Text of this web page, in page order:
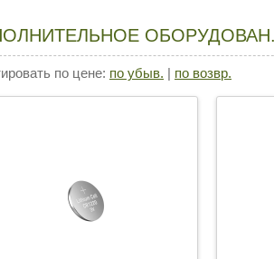
по цене: по убыв. | по возвр.